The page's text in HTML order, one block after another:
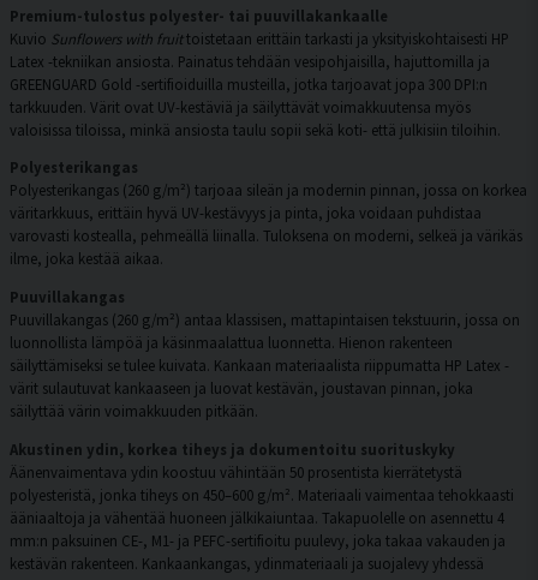
Premium-tulostus polyester- tai puuvillakankaalle
Kuvio Sunflowers with fruittoistetaan erittäin tarkasti ja yksityiskohtaisesti HP
Latex -tekniikan ansiosta. Painatus tehdään vesipohjaisilla, hajuttomilla ja
GREENGUARD Gold -sertifioiduilla musteilla, jotka tarjoavat jopa 300 DPI:n
tarkkuuden. Värit ovat UV-kestäviä ja säilyttävät voimakkuutensa myös
valoisissa tiloissa, minkä ansiosta taulu sopii sekä koti- että julkisiin tiloihin.
Polyesterikangas
Polyesterikangas (260 g/m²) tarjoaa sileän ja modernin pinnan, jossa on korkea
väritarkkuus, erittäin hyvä UV-kestävyys ja pinta, joka voidaan puhdistaa
varovasti kostealla, pehmeällä liinalla. Tuloksena on moderni, selkeä ja värikäs
ilme, joka kestää aikaa.
Puuvillakangas
Puuvillakangas (260 g/m²) antaa klassisen, mattapintaisen tekstuurin, jossa on
luonnollista lämpöä ja käsinmaalattua luonnetta. Hienon rakenteen
säilyttämiseksi se tulee kuivata. Kankaan materiaalista riippumatta HP Latex -
värit sulautuvat kankaaseen ja luovat kestävän, joustavan pinnan, joka
säilyttää värin voimakkuuden pitkään.
Akustinen ydin, korkea tiheys ja dokumentoitu suorituskyky
Äänenvaimentava ydin koostuu vähintään 50 prosentista kierrätetystä
polyesteristä, jonka tiheys on 450–600 g/m². Materiaali vaimentaa tehokkaasti
ääniaaltoja ja vähentää huoneen jälkikaiuntaa. Takapuolelle on asennettu 4
mm:n paksuinen CE-, M1- ja PEFC-sertifioitu puulevy, joka takaa vakauden ja
kestävän rakenteen. Kankaankangas, ydinmateriaali ja suojalevy yhdessä